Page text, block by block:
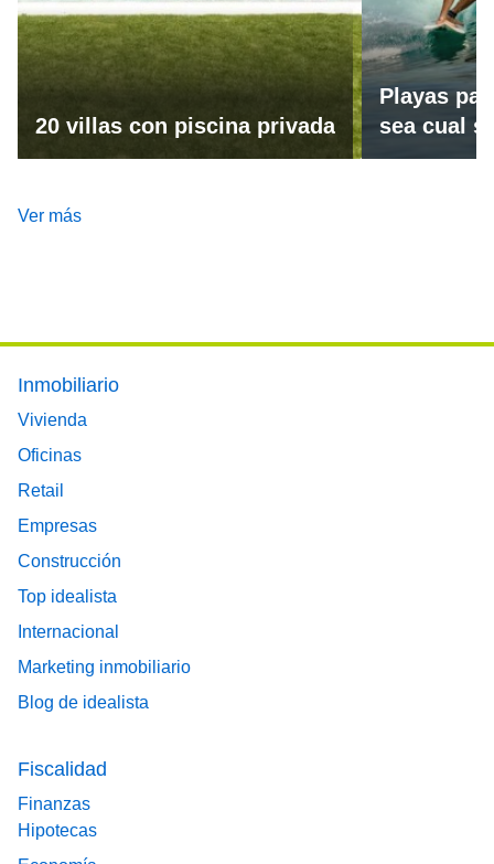
20 villas con piscina privada
Playas
sea cual
Ver más
Footer main menu
Inmobiliario
Vivienda
Oficinas
Retail
Empresas
Construcción
Top idealista
Internacional
Marketing inmobiliario
Blog de idealista
Fiscalidad
Finanzas
Hipotecas